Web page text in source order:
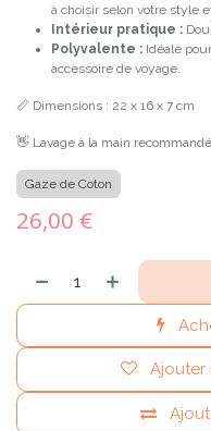
à choisir selon votre style
Intérieur pratique :
Polyvalente : Idéale
accessoire de voyage.
📏 Dimensions : 22 x 16 x 7 cm
👋 Lavage à la main
Gaze de Coton
26,00 €
Ajouter